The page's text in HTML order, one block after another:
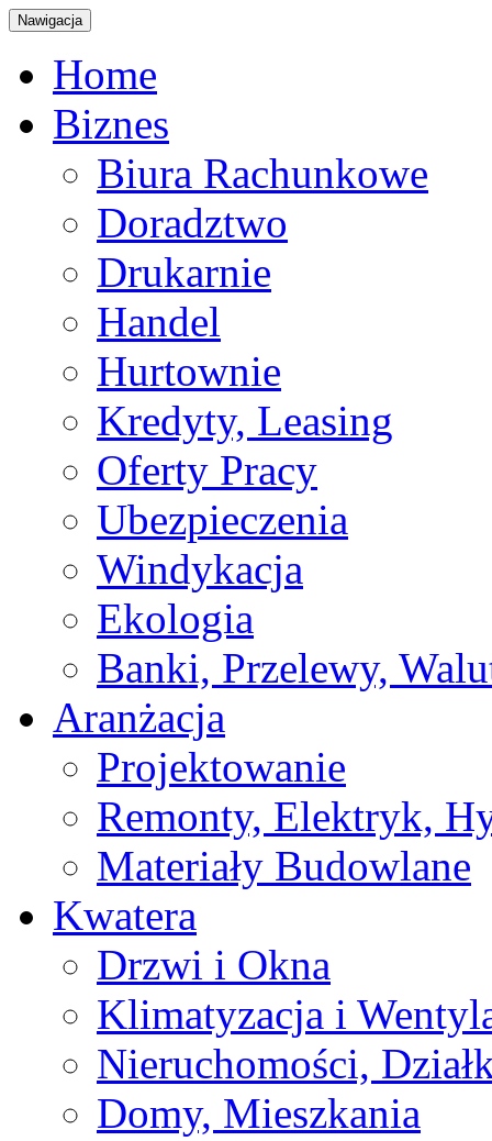
Nawigacja
Home
Biznes
Biura Rachunkowe
Doradztwo
Drukarnie
Handel
Hurtownie
Kredyty, Leasing
Oferty Pracy
Ubezpieczenia
Windykacja
Ekologia
Banki, Przelewy,
Aranżacja
Projektowanie
Remonty, Elektryk,
Materiały Budowlane
Kwatera
Drzwi i Okna
Klimatyzacja i
Nieruchomości,
Domy, Mieszkania